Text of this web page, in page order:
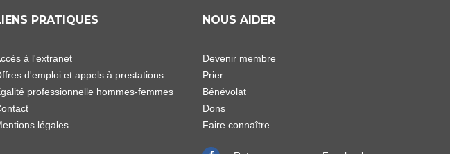
PRATIQUES
à l'extranet
d'emploi et appels à prestations
professionnelle hommes-femmes
légales
NOUS AIDER
Devenir membre
Prier
Bénévolat
Dons
Faire connaître